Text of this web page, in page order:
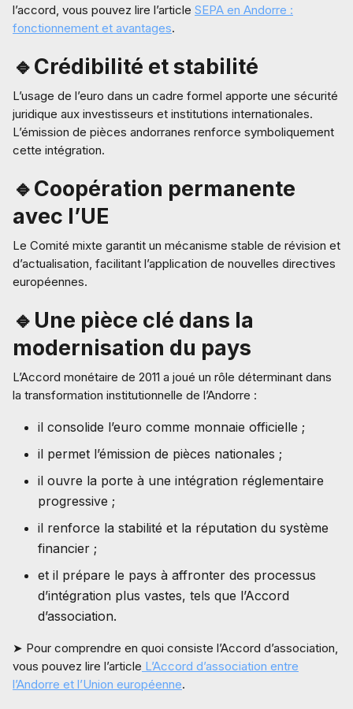
l’accord, vous pouvez lire l’article SEPA en Andorre :
fonctionnement et avantages.
🔹Crédibilité et stabilité
L’usage de l’euro dans un cadre formel apporte une sécurité
juridique aux investisseurs et institutions internationales.
L’émission de pièces andorranes renforce symboliquement
cette intégration.
🔹Coopération permanente
avec l’UE
Le Comité mixte garantit un mécanisme stable de révision et
d’actualisation, facilitant l’application de nouvelles directives
européennes.
🔹Une pièce clé dans la
modernisation du pays
L’Accord monétaire de 2011 a joué un rôle déterminant dans
la transformation institutionnelle de l’Andorre :
il consolide l’euro comme monnaie officielle ;
il permet l’émission de pièces nationales ;
il ouvre la porte à une intégration réglementaire
progressive ;
il renforce la stabilité et la réputation du système
financier ;
et il prépare le pays à affronter des processus
d’intégration plus vastes, tels que l’Accord
d’association.
➤ Pour comprendre en quoi consiste l’Accord d’association,
vous pouvez lire l’article L’Accord d’association entre
l’Andorre et l’Union européenne.